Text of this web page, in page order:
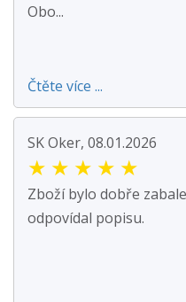
Obo...
Čtěte více ...
SK Oker, 08.01.2026
★ ★ ★ ★ ★
Zboží bylo dobře
odpovídal popisu.